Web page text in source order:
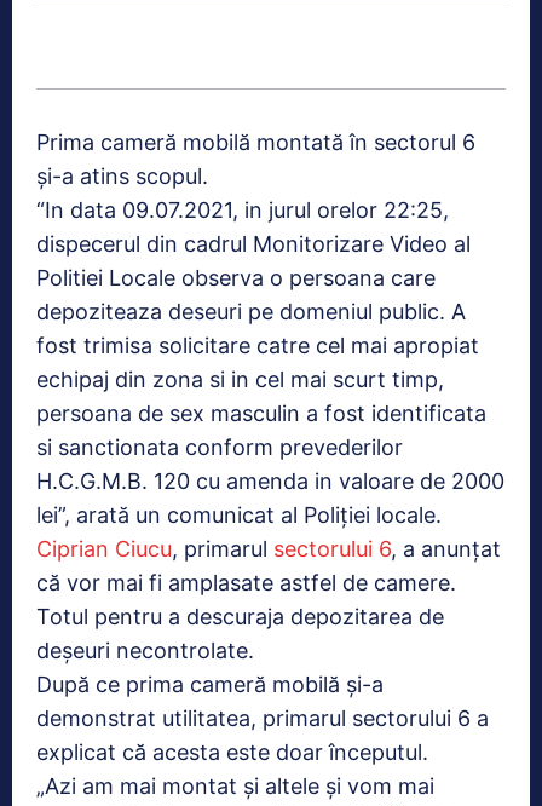
Prima cameră mobilă montată în sectorul 6
și-a atins scopul.
“In data 09.07.2021, in jurul orelor 22:25,
dispecerul din cadrul Monitorizare Video al
Politiei Locale observa o persoana care
depoziteaza deseuri pe domeniul public. A
fost trimisa solicitare catre cel mai apropiat
echipaj din zona si in cel mai scurt timp,
persoana de sex masculin a fost identificata
si sanctionata conform prevederilor
H.C.G.M.B. 120 cu amenda in valoare de 2000
lei”, arată un comunicat al Poliției locale.
Ciprian Ciucu, primarul sectorului 6, a anunțat
că vor mai fi amplasate astfel de camere.
Totul pentru a descuraja depozitarea de
deșeuri necontrolate.
După ce prima cameră mobilă și-a
demonstrat utilitatea, primarul sectorului 6 a
explicat că acesta este doar începutul.
„Azi am mai montat și altele și vom mai